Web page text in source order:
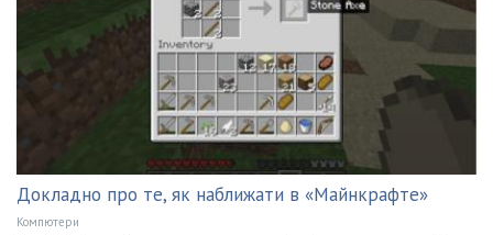
Докладно про те, як наближати в «Майнкрафте»
Компютери